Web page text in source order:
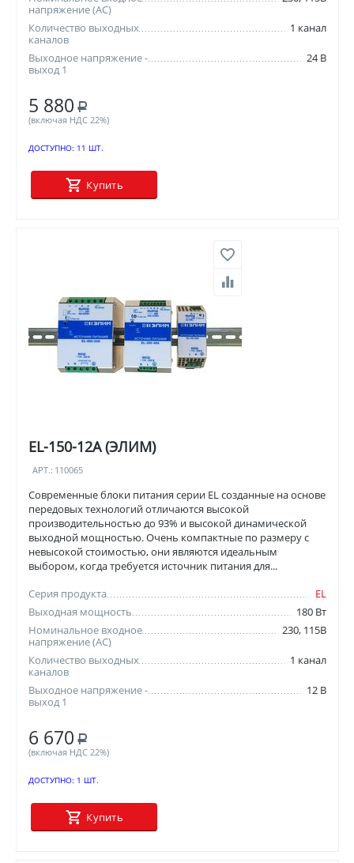
напряжение (AC)
Количество выходных
каналов
1 канал
Выходное напряжение -
выход 1
24 В
5 880 Р
(включая НДС 22%)
ДОСТУПНО: 11 ШТ.
Купить
EL-150-12A (ЭЛИМ)
АРТ.: 110065
Современные блоки питания серии EL созданные на основе
передовых технологий отличаются высокой
производительностью до 93% и высокой динамической
выходной мощностью. Очень компактные по размеру с
невысокой стоимостью, они являются идеальным
выбором, когда требуется источник питания для...
Серия продукта
EL
Выходная мощность
180 Вт
Номинальное входное
напряжение (AC)
230, 115В
Количество выходных
каналов
1 канал
Выходное напряжение -
выход 1
12 В
6 670 Р
(включая НДС 22%)
ДОСТУПНО: 1 ШТ.
Купить